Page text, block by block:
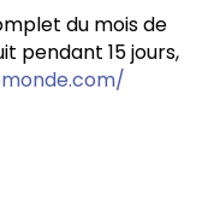
du mois de
pendant 15 jours,